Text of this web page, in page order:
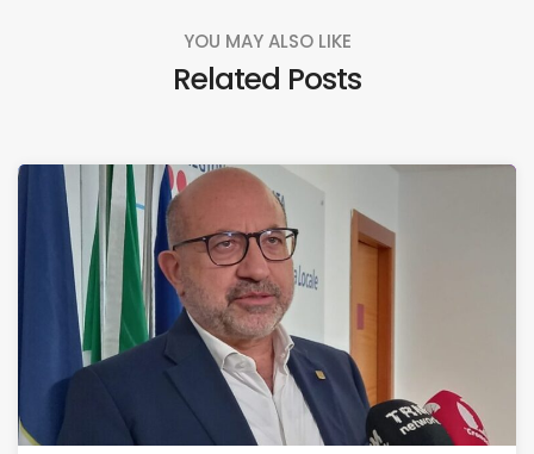
YOU MAY ALSO LIKE
Related Posts